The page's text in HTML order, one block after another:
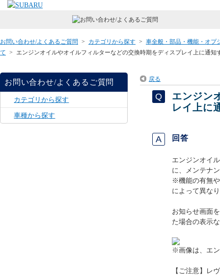
お問い合わせ/よくあるご質問 > カテゴリから探す > 車全般・部品・機能・オプ
て > エンジンオイルやオイルフィルターなどの交換時期をディスプレイ上に通知
お問い合わせ/よくあるご質問
カテゴリから探す
車種から探す
戻る
エンジン
レイ上に
回答
エンジンオイ
に、メンテナ
※機能の有無
によって異な
お知らせ画面
た場合の表示
※画像は、エ
【ご注意】レ